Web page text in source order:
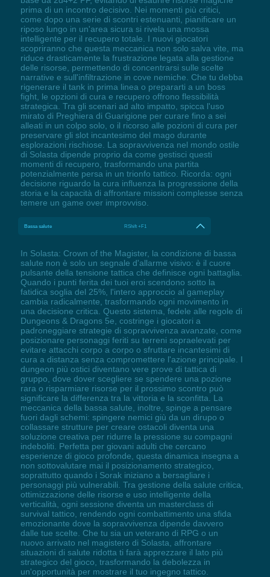
prima di un incontro decisivo. Nei momenti più critici,
come dopo una serie di scontri estenuanti, pianificare un
riposo lungo in un'area sicura si rivela una mossa
intelligente per il recupero totale. I nuovi giocatori
scopriranno che questa meccanica non solo salva vite, ma
riduce drasticamente la frustrazione legata alla gestione
delle risorse, permettendo di concentrarsi sulle scelte
narrative e sull'infiltrazione in cove nemiche. Che tu debba
rigenerare il tank in prima linea o prepararti a un boss
fight, le opzioni di cura e recupero offrono flessibilità
strategica. Tra gli scenari ad alto impatto, spicca l'uso
mirato di Preghiera di Guarigione per curare fino a sei
alleati in un colpo solo, o il ricorso alle pozioni di cura per
preservare gli slot incantesimo del mago durante
esplorazioni rischiose. La sopravvivenza nel mondo ostile
di Solasta dipende proprio da come gestisci questi
momenti di recupero, trasformando una partita
potenzialmente persa in un trionfo tattico. Ricorda: ogni
decisione riguardo la cura influenza la progressione della
storia e la capacità di affrontare missioni complesse senza
temere un game over improvviso.
Bassa salute RShift +F1
In Solasta: Crown of the Magister, la condizione di bassa
salute non è solo un segnale d'allarme visivo: è il cuore
pulsante della tensione tattica che definisce ogni battaglia.
Quando i punti ferita dei tuoi eroi scendono sotto la
fatidica soglia del 25%, l'intero approccio al gameplay
cambia radicalmente, trasformando ogni movimento in
una decisione critica. Questo sistema, fedele alle regole di
Dungeons & Dragons 5e, costringe i giocatori a
padroneggiare strategie di sopravvivenza avanzate, come
posizionare personaggi feriti su terreni sopraelevati per
evitare attacchi corpo a corpo o sfruttare incantesimi di
cura a distanza senza compromettere l'azione principale. I
dungeon più ostici diventano vere prove di tattica di
gruppo, dove dover scegliere se spendere una pozione
rara o risparmiare risorse per il prossimo scontro può
significare la differenza tra la vittoria e la sconfitta. La
meccanica della bassa salute, inoltre, spinge a pensare
fuori dagli schemi: spingere nemici giù da un dirupo o
collassare strutture per creare ostacoli diventa una
soluzione creativa per ridurre la pressione su compagni
indeboliti. Perfetta per giovani adulti che cercano
esperienze di gioco profonde, questa dinamica insegna a
non sottovalutare mai il posizionamento strategico,
soprattutto quando i Sorak iniziano a bersagliare i
personaggi più vulnerabili. Tra gestione della salute critica,
ottimizzazione delle risorse e uso intelligente della
verticalità, ogni sessione diventa un masterclass di
survival tattico, rendendo ogni combattimento una sfida
emozionante dove la sopravvivenza dipende davvero
dalle tue scelte. Che tu sia un veterano di RPG o un
nuovo arrivato nel magistero di Solasta, affrontare
situazioni di salute ridotta ti farà apprezzare il lato più
strategico del gioco, trasformando la debolezza in
un'opportunità per mostrare il tuo ingegno tattico.